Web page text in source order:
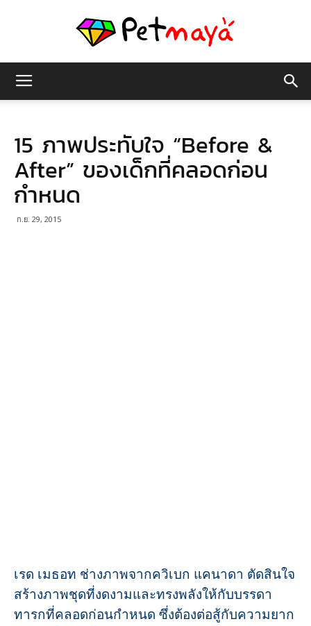
มายา
15 ภาพประทับใจ “Before &
After” ของเด็กที่คลอดก่อน
กำหนด
ก.ย. 29, 2015
เรด เมธอท ช่างภาพจากควิเบก แคนาดา ตัดสินใจ
สร้างภาพชุดที่งดงามและทรงพลังให้กับบรรดา
ทารกที่คลอดก่อนกำหนด ซึ่งต้องต่อสู้กับความยาก